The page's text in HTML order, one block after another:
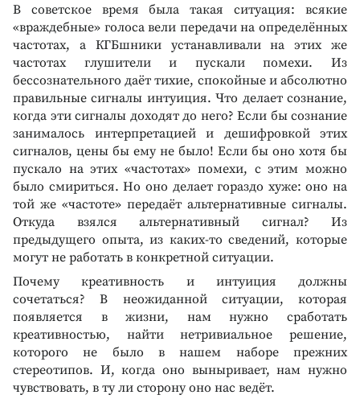
В советское время была такая ситуация: всякие
«враждебные» голоса вели передачи на определённых
частотах, а КГБшники устанавливали на этих же
частотах глушители и пускали помехи. Из
бессознательного даёт тихие, спокойные и абсолютно
правильные сигналы интуиция. Что делает сознание,
когда эти сигналы доходят до него? Если бы сознание
занималось интерпретацией и дешифровкой этих
сигналов, цены бы ему не было! Если бы оно хотя бы
пускало на этих «частотах» помехи, с этим можно
было смириться. Но оно делает гораздо хуже: оно на
той же «частоте» передаёт альтернативные сигналы.
Откуда взялся альтернативный сигнал? Из
предыдущего опыта, из каких-то сведений, которые
могут не работать в конкретной ситуации.
Почему креативность и интуиция должны
сочетаться? В неожиданной ситуации, которая
появляется в жизни, нам нужно сработать
креативностью, найти нетривиальное решение,
которого не было в нашем наборе прежних
стереотипов. И, когда оно выныривает, нам нужно
чувствовать, в ту ли сторону оно нас ведёт.